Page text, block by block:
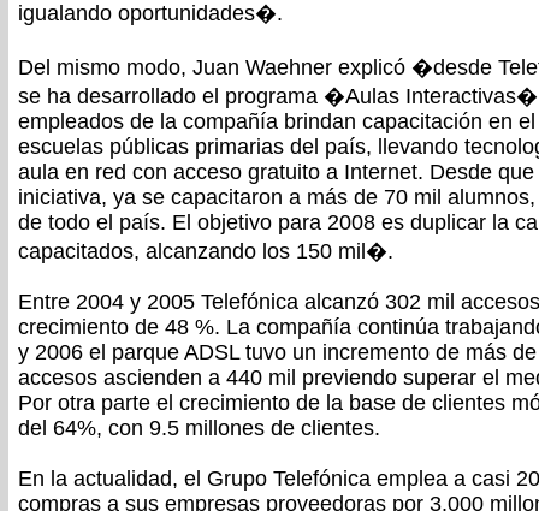
igualando oportunidades�.
Del mismo modo, Juan Waehner explicó �desde
se ha desarrollado el programa �Aulas
empleados de la compañía brindan capacitación en
escuelas públicas primarias del país, llevando
aula en red con acceso gratuito a Internet. Desde
iniciativa, ya se capacitaron a más de 70 mil
de todo el país. El objetivo para 2008 es duplicar la
capacitados, alcanzando los 150 mil�.
Entre 2004 y 2005 Telefónica alcanzó 302 mil
crecimiento de 48 %. La compañía continúa
y 2006 el parque ADSL tuvo un incremento de más
accesos ascienden a 440 mil previendo superar el
Por otra parte el crecimiento de la base de clientes
del 64%, con 9.5 millones de clientes.
En la actualidad, el Grupo Telefónica emplea a casi
compras a sus empresas proveedoras por 3.000